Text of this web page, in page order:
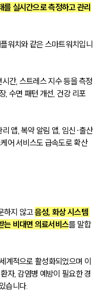
실시간으로 측정하고 관리
워치와 같은 스마트워치입니
간, 스트레스 지수 등을 측정
, 수면 패턴 개선, 건강 리포
앱, 복약 알림 앱, 임신·출산
어 서비스도 급속도로 확산
하지 않고 음성, 화상 시스템
는 비대면 의료서비스를 말합
계적으로 활성화되었으며 이
자, 감염병 예방이 필요한 경
습니다.